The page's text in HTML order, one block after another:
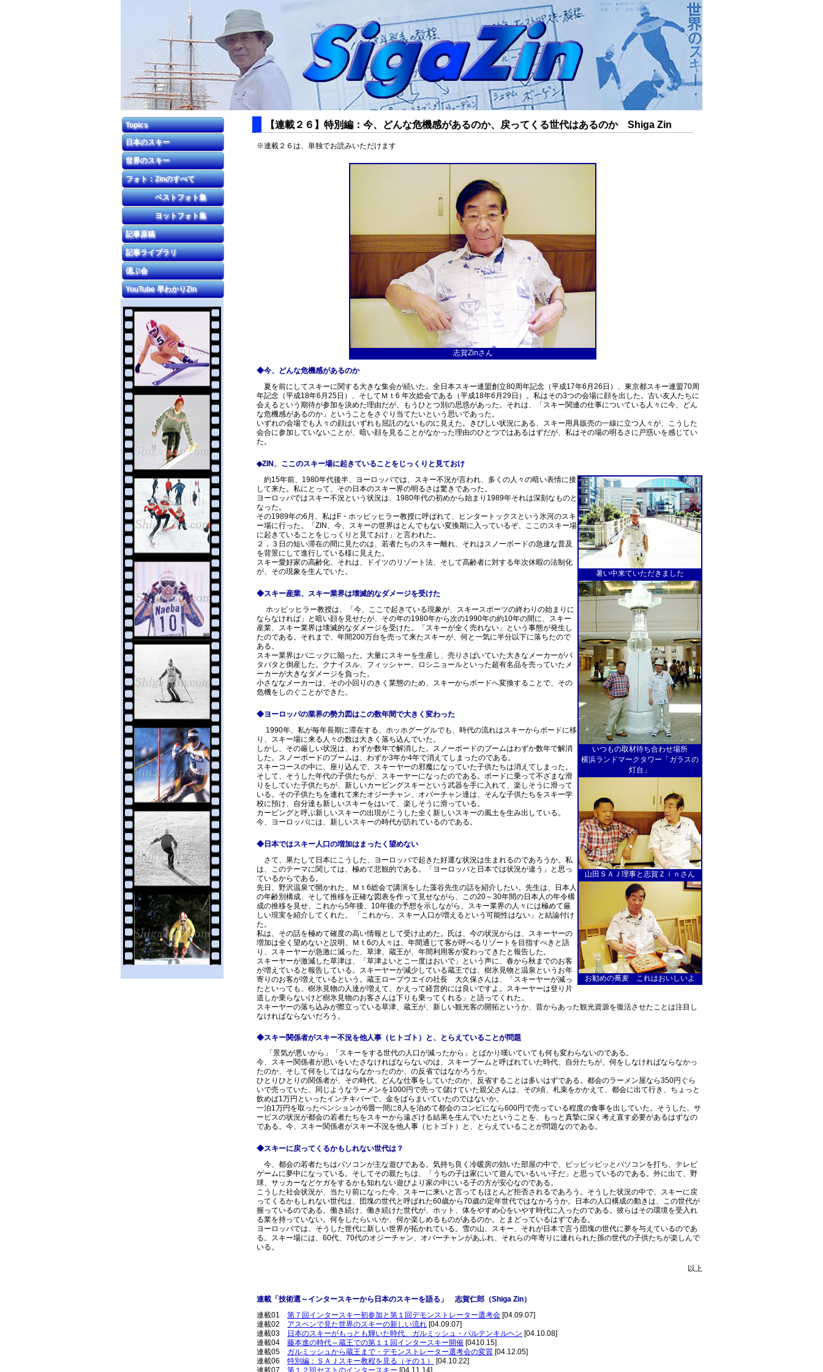
【連載２６】特別編：今、どんな危機感があるのか、戻ってくる世代はあるのか Shiga Zin
※連載２６は、単独でお読みいただけます
志賀Zinさん
◆今、どんな危機感があるのか
夏を前にしてスキーに関する大きな集会が続いた。全日本スキー連盟創立80周年記念（平成17年6月26日）、東京都スキー連盟70周
年記念（平成18年6月25日）、そしてＭｔ6 年次総会である（平成18年6月29日）。私はその3つの会場に顔を出した。古い友人たちに
会えるという期待が参加を決めた理由だが、もうひとつ別の思惑があった。それは、「スキー関連の仕事についている人々に今、どん
な危機感があるのか」ということをさぐり当てたいという思いであった。
いずれの会場でも人々の顔はいずれも屈託のないものに見えた。きびしい状況にある、スキー用具販売の一線に立つ人々が、こうした
会合に参加していないことが、暗い顔を見ることがなかった理由のひとつではあるはずだが、私はその場の明るさに戸惑いを感じてい
た。
◆ZIN、ここのスキー場に起きていることをじっくりと見ておけ
暑い中来ていただきました
いつもの取材待ち合わせ場所
横浜ランドマークタワー「ガラスの
灯台」
山田ＳＡＪ理事と志賀Ｚｉｎさん
お勧めの蕎麦 これはおいしいよ
約15年前、1980年代後半、ヨーロッパでは、スキー不況が言われ、多くの人々の暗い表情に接
して来た。私にとって、その日本のスキー界の明るさは驚きであった。
ヨーロッパではスキー不況という状況は、1980年代の初めから始まり1989年それは深刻なものと
なった。
その1989年の6月、私はF・ホッピッヒラー教授に呼ばれて、ヒンタートックスという氷河のスキ
ー場に行った。「ZIN、今、スキーの世界はとんでもない変換期に入っているぞ、ここのスキー場
に起きていることをじっくりと見ておけ」と言われた。
２，３日の短い滞在の間に見たのは、若者たちのスキー離れ、それはスノーボードの急速な普及
を背景にして進行している様に見えた。
スキー愛好家の高齢化、それは、ドイツのリゾート法、そして高齢者に対する年次休暇の法制化
が、その現象を生んでいた。
◆スキー産業、スキー業界は壊滅的なダメージを受けた
ホッピッヒラー教授は、「今、ここで起きている現象が、スキースポーツの終わりの始まりに
ならなければ」と暗い顔を見せたが、その年の1980年から次の1990年の約10年の間に、スキー
産業、スキー業界は壊滅的なダメージを受けた。「スキーが全く売れない」という事態が発生し
たのである。それまで、年間200万台を売って来たスキーが、何と一気に半分以下に落ちたので
ある。
スキー業界はパニックに陥った。大量にスキーを生産し、売りさばいていた大きなメーカーがバ
タバタと倒産した。クナイスル、フィッシャー、ロシニョールといった超有名品を売っていたメ
ーカーが大きなダメージを負った。
小さななメーカーは、その小回りのきく業態のため、スキーからボードへ変換することで、その
危機をしのぐことができた。
◆ヨーロッパの業界の勢力図はこの数年間で大きく変わった
1990年、私が毎年長期に滞在する、ホッホグーグルでも、時代の流れはスキーからボードに移
り、スキー場に来る人々の数は大きく落ち込んでいた。
しかし、その厳しい状況は、わずか数年で解消した。スノーボードのブームはわずか数年で解消
した。スノーボードのブームは、わずか3年か4年で消えてしまったのである。
スキーコースの中に、座り込んで、スキーヤーの邪魔になっていた子供たちは消えてしまった。
そして、そうした年代の子供たちが、スキーヤーになったのである。ボードに乗って不ざまな滑
りをしていた子供たちが、新しいカービングスキーという武器を手に入れて、楽しそうに滑って
いる。その子供たちを連れて来たオジーチャン、オバーチャン達は、そんな子供たちをスキー学
校に預け、自分達も新しいスキーをはいて、楽しそうに滑っている。
カービングと呼ぶ新しいスキーの出現がこうした全く新しいスキーの風土を生み出している。
今、ヨーロッパには、新しいスキーの時代が訪れているのである。
◆日本ではスキー人口の増加はまったく望めない
さて、果たして日本にこうした、ヨーロッパで起きた好運な状況は生まれるのであろうか。私
は、このテーマに関しては、極めて悲観的である。「ヨーロッパと日本では状況が違う」と思っ
ているからである。
先日、野沢温泉で開かれた、Ｍｔ6総会で講演をした藻谷先生の話を紹介したい。先生は、日本人
の年齢別構成、そして推移を正確な図表を作って見せながら、この20～30年間の日本人の年令構
成の推移を見せ、これから5年後、10年後の予想を示しながら、スキー業界の人々には極めて厳
しい現実を紹介してくれた。 「これから、スキー人口が増えるという可能性はない」と結論付け
た。
私は、その話を極めて確度の高い情報として受け止めた。氏は、今の状況からは、スキーヤーの
増加は全く望めないと説明、Ｍｔ6の人々は、年間通じて客が呼べるリゾートを目指すべきと語
り、スキーヤーが急激に減った、草津、蔵王が、年間利用客が変わってきたと報告した。
スキーヤーが激減した草津は、「草津よいとこ一度はおいで」という声に、春から秋までのお客
が増えていると報告している。スキーヤーが減少している蔵王では、樹氷見物と温泉というお年
寄りのお客が増えているという。蔵王ロープウエイの社長 大久保さんは、「スキーヤーが減っ
たといっても、樹氷見物の人達が増えて、かえって経営的には良いですよ。スキーヤーは登り片
道しか乗らないけど樹氷見物のお客さんは下りも乗ってくれる」と語ってくれた。
スキーヤーの落ち込みが際立っている草津、蔵王が、新しい観光客の開拓というか、昔からあった観光資源を復活させたことは注目し
なければならないだろう。
◆スキー関係者がスキー不況を他人事（ヒトゴト）と、とらえていることが問題
「景気が悪いから」「スキーをする世代の人口が減ったから」とばかり嘆いていても何も変わらないのである。
今、スキー関係者が思いをいたさなければならないのは、スキーブームと呼ばれていた時代、自分たちが、何をしなければならなかっ
たのか、そして何をしてはならなかったのか、の反省ではなかろうか。
ひとりひとりの関係者が、その時代、どんな仕事をしていたのか、反省することは多いはずである。都会のラーメン屋なら350円ぐら
いで売っていた、同じようなラーメンを1000円で売って儲けていた親父さんは、その頃、札束をかかえて、都会に出て行き、ちょっと
飲めば1万円といったインチキバーで、金をばらまいていたのではないか。
一泊1万円を取ったペンションが6畳一間に8人を泊めて都会のコンビになら600円で売っている程度の食事を出していた。そうした、サ
ービスの状況が都会の若者たちをスキーから遠ざける結果を生んでいたということを、もっと真摯に深く考え直す必要があるはずなの
である。今、スキー関係者がスキー不況を他人事（ヒトゴト）と、とらえていることが問題なのである。
◆スキーに戻ってくるかもしれない世代は？
今、都会の若者たちはパソコンが主な遊びである。気持ち良く冷暖房の効いた部屋の中で、ピッピッピッとパソコンを打ち、テレビ
ゲームに夢中になっている。そしてその親たちは、「うちの子は家にいて遊んでいるいい子だ」と思っているのである。外に出て、野
球、サッカーなどケガをするかも知れない遊びより家の中にいる子の方が安心なのである。
こうした社会状況が、当たり前になった今、スキーに来いと言ってもほとんど拒否されるであろう。そうした状況の中で、スキーに戻
ってくるかもしれない世代は、団塊の世代と呼ばれた60歳から70歳の定年世代ではなかろうか。日本の人口構成の動きは、この世代が
握っているのである。働き続け、働き続けた世代が、ホット、体をやすめ心をいやす時代に入ったのである。彼らはその環境を受入れ
る業を持っていない。何をしたらいいか、何か楽しめるものがあるのか。とまどっているはずである。
ヨーロッパでは、そうした世代に新しい世界が拓かれている。雪の山、スキー、それが日本で言う団塊の世代に夢を与えているのであ
る。スキー場には、60代、70代のオジーチャン、オバーチャンがあふれ、それらの年寄りに連れられた孫の世代の子供たちが楽しんで
いる。
以上
連載「技術選～インタースキーから日本のスキーを語る」 志賀仁郎（Shiga Zin）
連載01 第７回インタースキー初参加と第１回デモンストレーター選考会 [04.09.07]
連載02 アスペンで見た世界のスキーの新しい流れ [04.09.07]
連載03
日本のスキーがもっとも輝いた時代、ガルミッシュ・パルテンキルヘン [04.10.08]
連載04 藤本進の時代～蔵王での第１１回インタースキー開催 [0410.15]
連載05 ガルミッシュから蔵王まで・デモンストレーター選考会の変質 [04.12.05]
連載06 特別編：ＳＡＪスキー教程を見る（その１）
[04.10.22]
連載07 第１２回セストのインタースキー [04.11.14]
Topics
日本のスキー
世界のスキー
フォト：Zinのすべて
ベストフォト集
ヨットフォト集
記事原稿
記事ライブラリ
偲ぶ会
YouTube 早わかりZin